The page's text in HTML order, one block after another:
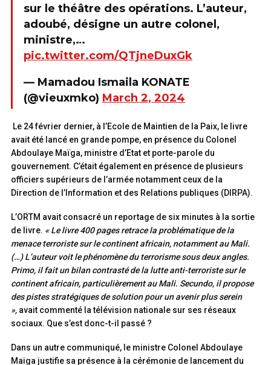
sur le théâtre des opérations. L’auteur,
adoubé, désigne un autre colonel,
ministre,…
pic.twitter.com/QTjneDuxGk
— Mamadou Ismaila KONATE
(@vieuxmko) March 2, 2024
Le 24 février dernier, à l’Ecole de Maintien de la Paix, le livre
avait été lancé en grande pompe, en présence du Colonel
Abdoulaye Maïga, ministre d’Etat et porte-parole du
gouvernement. C’était également en présence de plusieurs
officiers supérieurs de l’armée notamment ceux de la
Direction de l’Information et des Relations publiques (DIRPA).
L’ORTM avait consacré un reportage de six minutes à la sortie
de livre. « Le livre 400 pages retrace la problématique de la
menace terroriste sur le continent africain, notamment au Mali.
(…) L’auteur voit le phénomène du terrorisme sous deux angles.
Primo, il fait un bilan contrasté de la lutte anti-terroriste sur le
continent africain, particulièrement au Mali. Secundo, il propose
des pistes stratégiques de solution pour un avenir plus serein
», avait commenté la télévision nationale sur ses réseaux
sociaux. Que s’est donc-t-il passé ?
Dans un autre communiqué, le ministre Colonel Abdoulaye
Maiga justifie sa présence à la cérémonie de lancement du